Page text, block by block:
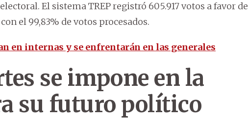
El sistema TREP registró 605.917 votos a favor de
el 99,83% de votos procesados.
en internas y se enfrentarán en las generales
se impone en la
su futuro político